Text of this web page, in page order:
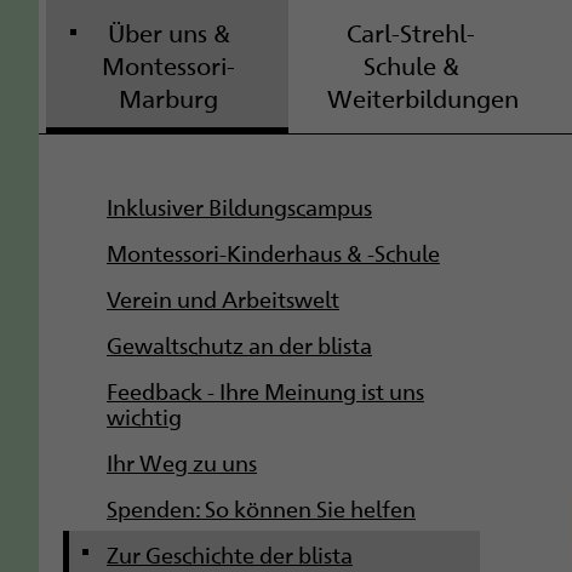
Über uns &
Montessori-
Marburg
Carl-Strehl-
Schule &
Weiterbildungen
Inklusiver Bildungscampus
Montessori-Kinderhaus & -Schule
Verein und Arbeitswelt
Gewaltschutz an der blista
Feedback - Ihre Meinung ist uns
wichtig
Ihr Weg zu uns
Spenden: So können Sie helfen
Zur Geschichte der blista